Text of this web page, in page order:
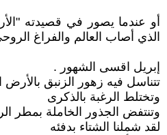
أو عندما يصور في قصيدته
الذي أصاب العالم والفراغ
إبريل اقسى الشهور .
تتناسل فيه زهور الزنبق بالأرض
وتختلط الرغبة بالذكرى
وتنتفض الجذور الخاملة بمطر
لقد شملنا الشتاء بدفئه